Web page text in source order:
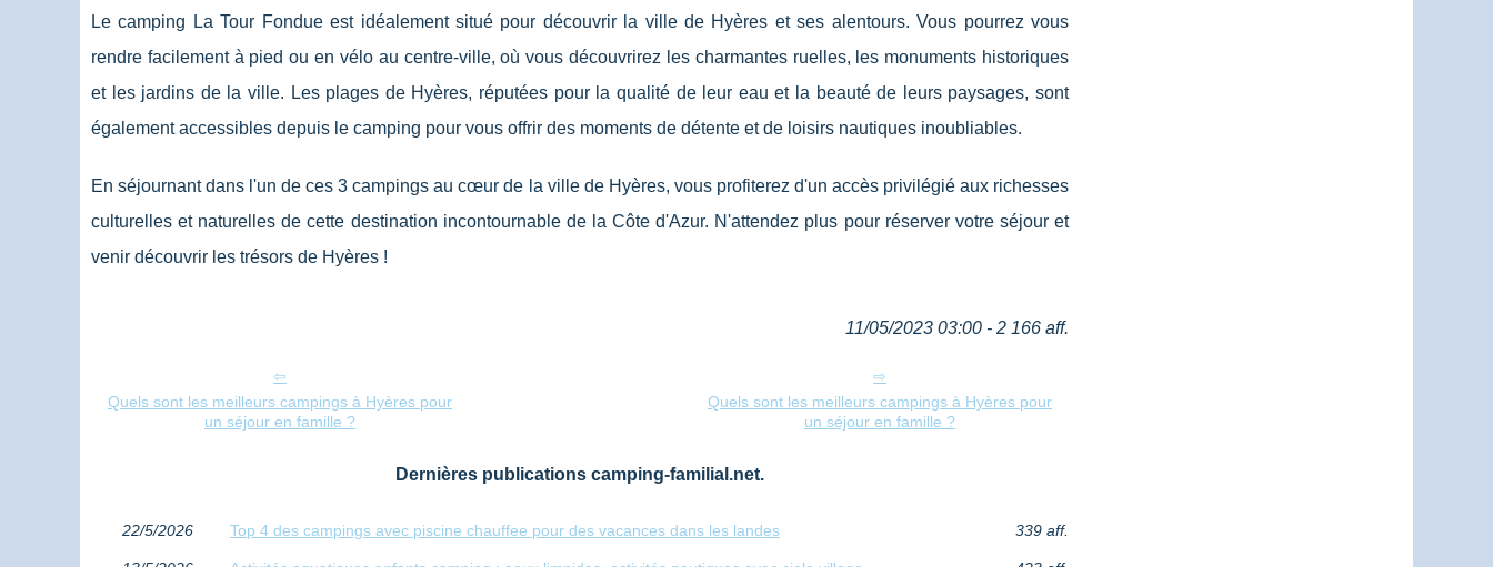
Le camping La Tour Fondue est idéalement situé pour découvrir la ville de Hyères et ses alentours. Vous pourrez vous
rendre facilement à pied ou en vélo au centre-ville, où vous découvrirez les charmantes ruelles, les monuments historiques
et les jardins de la ville. Les plages de Hyères, réputées pour la qualité de leur eau et la beauté de leurs paysages, sont
également accessibles depuis le camping pour vous offrir des moments de détente et de loisirs nautiques inoubliables.
En séjournant dans l'un de ces 3 campings au cœur de la ville de Hyères, vous profiterez d'un accès privilégié aux richesses
culturelles et naturelles de cette destination incontournable de la Côte d'Azur. N'attendez plus pour réserver votre séjour et
venir découvrir les trésors de Hyères !
11/05/2023 03:00 - 2 166 aff.
Quels sont les meilleurs campings à Hyères pour
un séjour en famille ?
Quels sont les meilleurs campings à Hyères pour
un séjour en famille ?
Dernières publications camping-familial.net.
22/5/2026 Top 4 des campings avec piscine chauffee pour des vacances dans les landes 339 aff.